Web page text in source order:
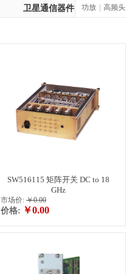
卫星通信器件 功放 高频头
SW516115 矩阵开关 DC to 18
GHz
市场价: ￥0.00
价格: ￥0.00